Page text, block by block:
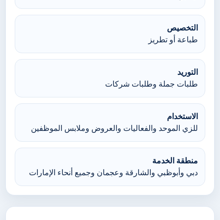
التخصيص
طباعة أو تطريز
التوريد
طلبات جملة وطلبات شركات
الاستخدام
للزي الموحد والفعاليات والعروض وملابس الموظفين
منطقة الخدمة
دبي وأبوظبي والشارقة وعجمان وجميع أنحاء الإمارات